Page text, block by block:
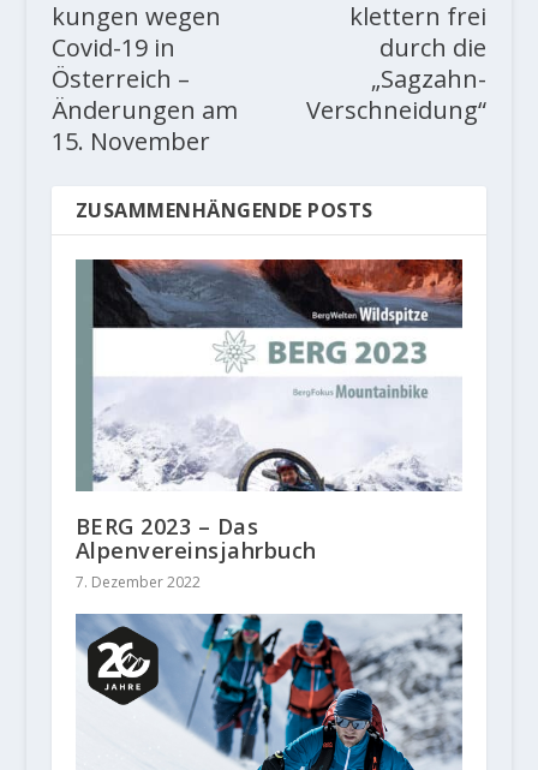
kungen wegen
Covid-19 in
Österreich –
Änderungen am
15. November
klettern frei
durch die
„Sagzahn-
Verschneidung“
ZUSAMMENHÄNGENDE POSTS
BERG 2023 – Das
Alpenvereinsjahrbuch
7. Dezember 2022